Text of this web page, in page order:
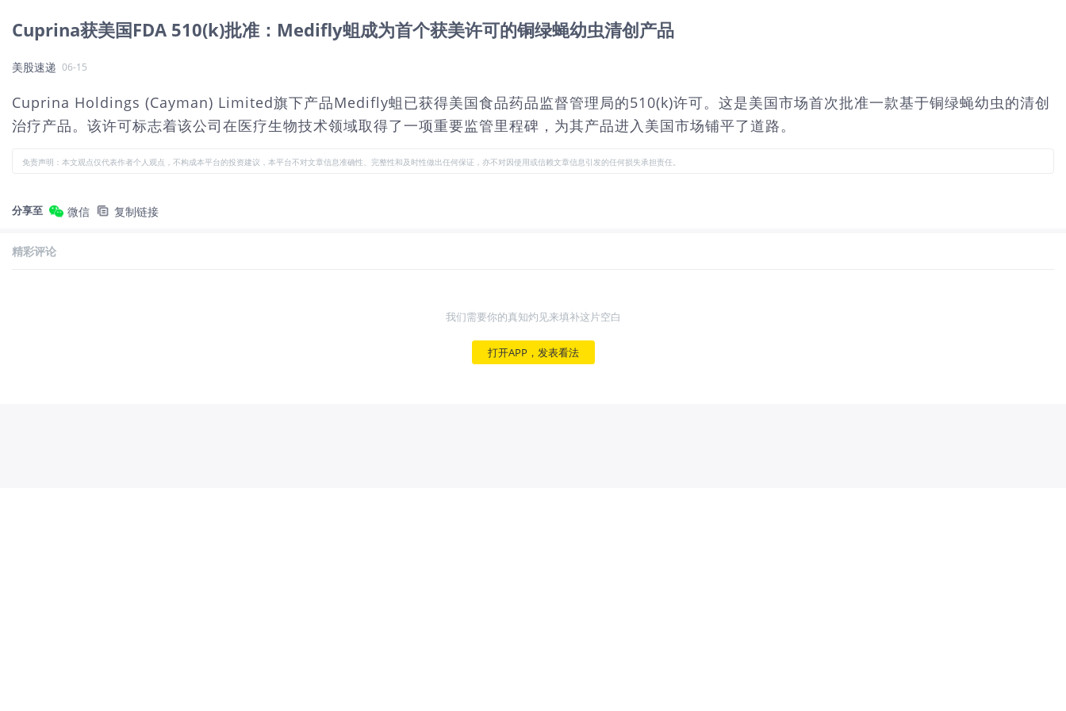
Cuprina获美国FDA 510(k)批准：Medifly蛆成为首个获美许可的铜绿蝇幼虫清创产品
美股速递 06-15
Cuprina Holdings (Cayman) Limited旗下产品Medifly蛆已获得美国食品药品监督管理局的510(k)许可。这是美国市场首次批准一款基于铜绿蝇幼虫的清创
治疗产品。该许可标志着该公司在医疗生物技术领域取得了一项重要监管里程碑，为其产品进入美国市场铺平了道路。
免责声明：本文观点仅代表作者个人观点，不构成本平台的投资建议，本平台不对文章信息准确性、完整性和及时性做出任何保证，亦不对因使用或信赖文章信息引发的任何损失承担责任。
分享至 微信 复制链接
精彩评论
我们需要你的真知灼见来填补这片空白
打开APP，发表看法